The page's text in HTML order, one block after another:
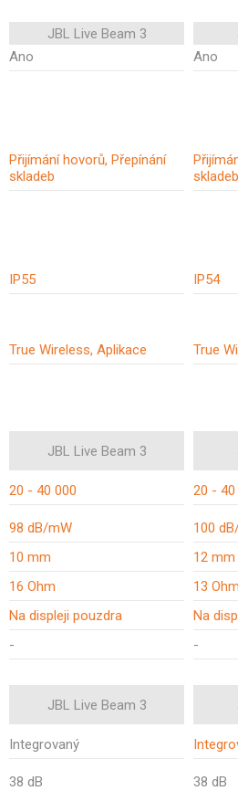
JBL Live Beam 3
Ano Ano
Přijímání hovorů, Přepínání
skladeb
skladeb
IP55 IP54
True Wireless, Aplikace True
JBL Live Beam 3
20 - 40 000 20 - 40
98 dB/mW 100
10 mm 12 mm
16 Ohm 13 Ohm
Na displeji pouzdra Na
- -
JBL Live Beam 3
Integrovaný
38 dB 38 dB